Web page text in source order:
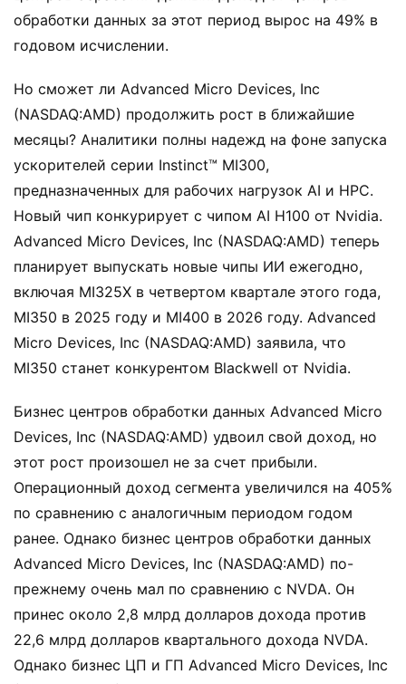
обработки данных за этот период вырос на 49% в
годовом исчислении.
Но сможет ли Advanced Micro Devices, Inc
(NASDAQ:AMD) продолжить рост в ближайшие
месяцы? Аналитики полны надежд на фоне запуска
ускорителей серии Instinct™ MI300,
предназначенных для рабочих нагрузок AI и HPC.
Новый чип конкурирует с чипом AI H100 от Nvidia.
Advanced Micro Devices, Inc (NASDAQ:AMD) теперь
планирует выпускать новые чипы ИИ ежегодно,
включая MI325X в четвертом квартале этого года,
MI350 в 2025 году и MI400 в 2026 году. Advanced
Micro Devices, Inc (NASDAQ:AMD) заявила, что
MI350 станет конкурентом Blackwell от Nvidia.
Бизнес центров обработки данных Advanced Micro
Devices, Inc (NASDAQ:AMD) удвоил свой доход, но
этот рост произошел не за счет прибыли.
Операционный доход сегмента увеличился на 405%
по сравнению с аналогичным периодом годом
ранее. Однако бизнес центров обработки данных
Advanced Micro Devices, Inc (NASDAQ:AMD) по-
прежнему очень мал по сравнению с NVDA. Он
принес около 2,8 млрд долларов дохода против
22,6 млрд долларов квартального дохода NVDA.
Однако бизнес ЦП и ГП Advanced Micro Devices, Inc